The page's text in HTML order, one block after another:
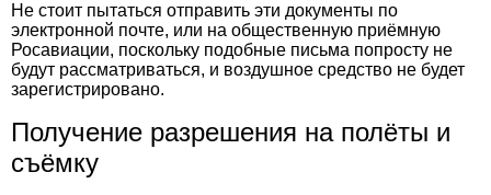
Не стоит пытаться отправить эти документы по
электронной почте, или на общественную приёмную
Росавиации, поскольку подобные письма попросту не
будут рассматриваться, и воздушное средство не будет
зарегистрировано.
Получение разрешения на полёты и
съёмку